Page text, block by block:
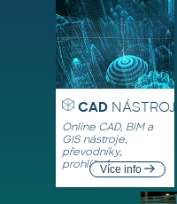
CADNÁSTROJE
Online CAD, BIM a
GIS nástroje,
převodníky,
prohlížečeVíce info